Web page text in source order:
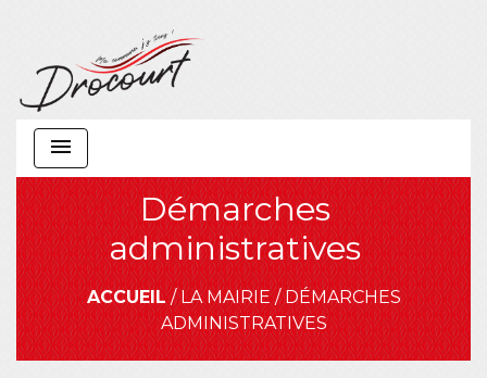
menu
Démarches
administratives
ACCUEIL/LA MAIRIE/DÉMARCHES
ADMINISTRATIVES